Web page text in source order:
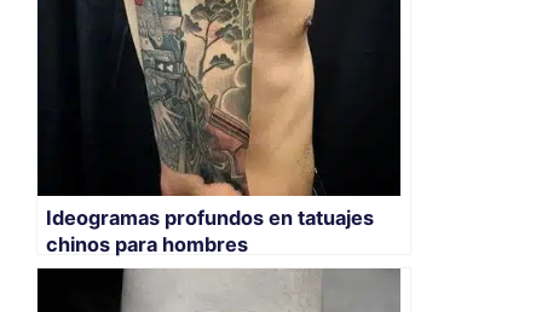
Ideogramas profundos en tatuajes
chinos para hombres